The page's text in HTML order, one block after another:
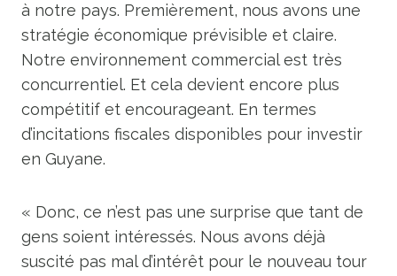
à notre pays. Premièrement, nous avons une
stratégie économique prévisible et claire.
Notre environnement commercial est très
concurrentiel. Et cela devient encore plus
compétitif et encourageant. En termes
d’incitations fiscales disponibles pour investir
en Guyane.
« Donc, ce n’est pas une surprise que tant de
gens soient intéressés. Nous avons déjà
suscité pas mal d’intérêt pour le nouveau tour